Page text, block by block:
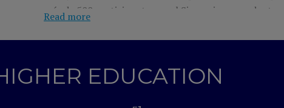
más de 500 participantes en el Simposio, procedentes
cibervictimización, justicia transicional o justicia
Read more
EDUCATION